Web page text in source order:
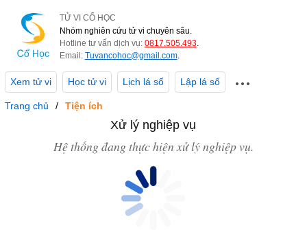
TỬ VI CỔ HỌC
Nhóm nghiên cứu tử vi chuyên sâu.
Hotline tư vấn dịch vụ: 0817.505.493.
Email: Tuvancohoc@gmail.com.
Xem tử vi Học tử vi Lịch lá số Lập lá số
Trang chủ Tiện ích
Xử lý nghiệp vụ
Hệ thống đang thực hiện xử lý nghiệp vụ.